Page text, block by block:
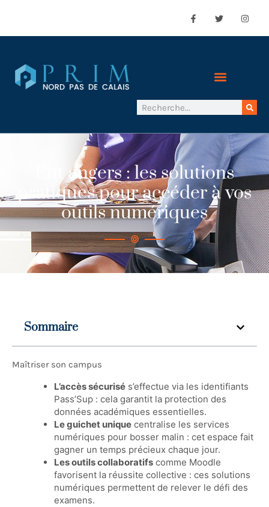
Ent angers : les solutions
pratiques pour accéder à vos
outils numériques
Sommaire
Maîtriser son campus
L’accès sécurisé s’effectue via les identifiants
Pass’Sup : cela garantit la protection des
données académiques essentielles.
Le guichet unique centralise les services
numériques pour bosser malin : cet espace fait
gagner un temps précieux chaque jour.
Les outils collaboratifs comme Moodle
favorisent la réussite collective : ces solutions
numériques permettent de relever le défi des
examens.